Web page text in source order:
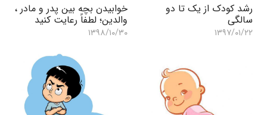
رشد کودک از یک تا دو
سالگی
۱۳۹۷/۰۱/۲۲
خوابیدن بچه بین پدر و مادر ،
والدین؛ لطفاً رعایت کنید
۱۳۹۸/۱۰/۳۰